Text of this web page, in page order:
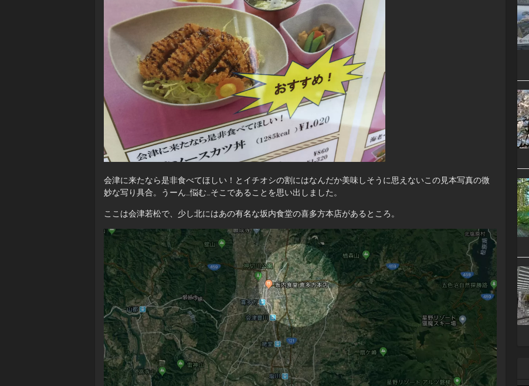
会津に来たなら是非食べてほしい！とイチオシの割にはなんだか美味しそうに思えないこの見本写真の微
妙な写り具合。うーん…悩む…そこであることを思い出しました。
ここは会津若松で、少し北にはあの有名な坂内食堂の喜多方本店があるところ。